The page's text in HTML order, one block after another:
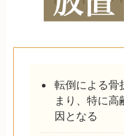
転倒による骨
まり、特に高
因となる